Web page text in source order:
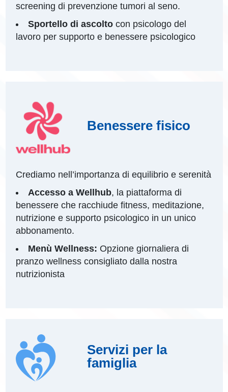
screening di prevenzione tumori al seno.
Sportello di ascoltocon psicologo del
lavoro per supporto e benessere psicologico
Benessere fisico
Crediamo nell’importanza di equilibrio e serenità
Accesso a Wellhub, la piattaforma di
benessere che racchiude fitness, meditazione,
nutrizione e supporto psicologico in un unico
abbonamento.
Menù Wellness: Opzione giornaliera di
pranzo wellness consigliato dalla nostra
nutrizionista
Servizi per la
famiglia